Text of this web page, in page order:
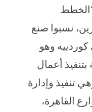
“الخطط
نسبوا صنع
وهو
أعمال
تنفيذ وإدارة
القاهرة،